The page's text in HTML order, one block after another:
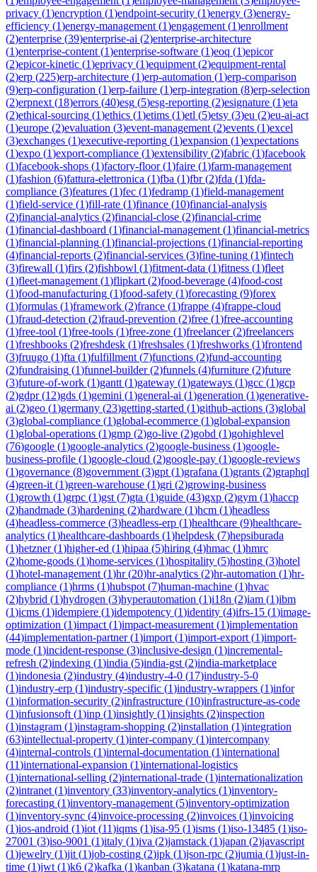
privacy (1)encryption (1)endpoint-security (1)energy (3)energy-
efficiency (1)energy-management (1)engagement (1)enrollment
(2)enterprise (39)enterprise-ai (2)enterprise-architecture
(1)enterprise-content (1)enterprise-software (1)eoq (1)epicor
(2)epicor-kinetic (1)eprivacy (1)equipment (2)equipment-rental
(2)erp (225)erp-architecture (1)erp-automation (1)erp-comparison
(9)erp-configuration (1)erp-failure (1)erp-integration (8)erp-selection
(2)erpnext (18)errors (40)esg (5)esg-reporting (2)esignature (1)eta
(2)ethical-sourcing (1)ethics (1)etims (1)etl (5)etsy (3)eu (2)eu-ai-act
(1)europe (2)evaluation (3)event-management (2)events (1)excel
(3)exchanges (1)executive-reporting (1)expansion (1)expectations
(1)expo (1)export-compliance (1)extensibility (2)fabric (1)facebook
(1)facebook-shops (1)factory-floor(1)faire (1)farm-management
(1)fashion (6)fattura-elettronica (1)fba (1)fbr(2)fda (1)fda-
compliance (3)features (1)fec (1)fedramp (1)field-management
(1)field-service (1)fill-rate (1)finance (10)financial-analysis
(2)financial-analytics (2)financial-close (2)financial-crime
(1)financial-dashboard (1)financial-management (1)financial-metrics
(1)financial-planning (1)financial-projections (1)financial-reporting
(4)financial-reports (2)financial-services (3)fine-tuning (1)fintech
(3)firewall (1)firs (2)fishbowl (1)fitment-data (1)fitness (1)fleet
(1)fleet-management (1)flipkart (2)food-beverage (4)food-cost
(1)food-manufacturing (1)food-safety (1)forecasting (9)forex
(1)formulas (1)framework (2)france (1)frappe (4)frappe-cloud
(1)fraud-detection (2)fraud-prevention (2)free (1)free-accounting
(1)free-tool (1)free-tools (1)free-zone (1)freelancer(2)freelancers
(1)freshbooks (2)freshdesk (1)freshsales (1)freshworks (1)frontend
(3)fruugo (1)fta (1)fulfillment (7)functions (2)fund-accounting
(2)fundraising (1)funnel-builder(2)funnels (4)furniture (2)future
(3)future-of-work (1)gantt (1)gateway (1)gateways (1)gcc (1)gcp
(2)gdpr(12)gds (1)gemini (1)general-ai (1)generation (1)generative-
ai (2)geo (1)germany (23)getting-started (1)github-actions (3)global
(3)global-compliance (1)global-ecommerce (1)global-expansion
(1)global-operations (1)gmp (2)go-live (2)gobd (1)gohighlevel
(76)google (1)google-analytics (2)google-business (1)google-
business-profile (1)google-cloud (2)google-pay (1)google-reviews
(1)governance (8)government (3)gpt (1)grafana (1)grants (2)graphql
(4)green-it (1)green-warehouse (1)gri (2)growing-business
(1)growth (1)grpc (1)gst (7)gta (1)guide (43)gxp (2)gym (1)haccp
(2)handmade (3)hardening (2)hardware (1)hcm (1)headless
(4)headless-commerce (3)headless-erp (1)healthcare (9)healthcare-
analytics (1)healthcare-dashboards (1)helpdesk (7)hepsiburada
(1)hetzner(1)higher-ed (1)hipaa (5)hiring (4)hmac (1)hmrc
(2)home-goods (1)home-services (1)hospitality (5)hosting (3)hotel
(1)hotel-management (1)hr(20)hr-analytics (2)hr-automation (1)hr-
compliance (1)hrms (1)hubspot (7)human-machine (1)hvac
(2)hybrid (1)hydrogen (3)hyperautomation (1)i18n (2)iam (1)ibm
(1)icms (1)idempiere (1)idempotency (1)identity (4)ifrs-15 (1)image-
optimization (1)impact (1)impact-measurement (1)implementation
(44)implementation-partner(1)import (1)import-export (1)import-
mode (1)incident-response (3)inclusive-design (1)incremental-
refresh (2)indexing (1)india (5)india-gst (2)india-marketplace
(1)indonesia (2)industry (4)industry-4-0 (17)industry-5-0
(1)industry-erp (1)industry-specific (1)industry-wrappers (1)infor
(1)information-security (2)infrastructure (10)infrastructure-as-code
(1)infusionsoft (1)inp (1)insightly (1)insights (2)inspection
(1)instagram (1)instagram-shopping (2)installation (1)integration
(63)intellectual-property (1)inter-company (1)intercompany
(4)internal-controls (1)internal-documentation (1)international
(11)international-expansion (1)international-logistics
(1)international-selling (2)international-trade (1)internationalization
(2)intranet (1)inventory (33)inventory-analytics (1)inventory-
forecasting (1)inventory-management (5)inventory-optimization
(1)inventory-sync (4)invoice-processing (2)invoices (1)invoicing
(1)ios-android (1)iot (11)iqms (1)isa-95 (1)isms (1)iso-13485 (1)iso-
27001 (3)iso-9001 (1)italy (1)iva (2)jamstack (1)japan (2)javascript
(1)jewelry (1)jit (1)job-costing (2)jpk (1)json-rpc (2)jumia (1)just-in-
time (1)jwt (1)k6 (2)kafka (1)kanban (3)katana (1)katana-mrp